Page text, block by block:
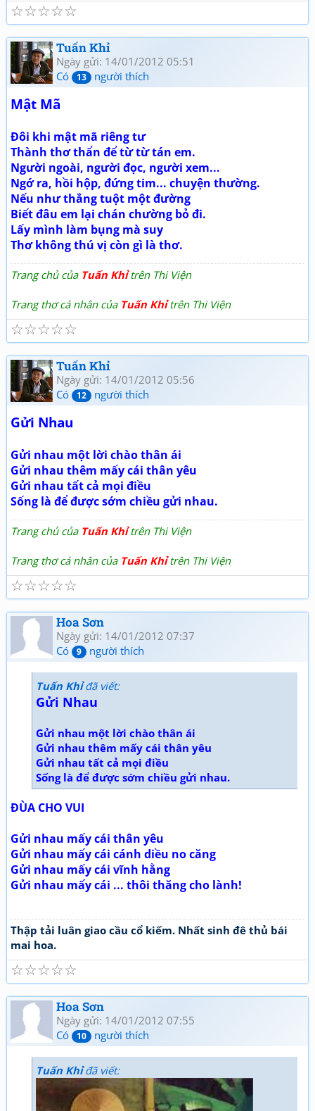
☆
☆
☆
☆
☆
Tuấn Khỉ
Ngày gửi: 14/01/2012 05:51
Có
13 người thích
Mật Mã
Đôi khi mật mã riêng tư
Thành thơ thẩn để từ từ tán em.
Người ngoài, người đọc, người xem...
Ngớ ra, hồi hộp, đứng tim... chuyện thường.
Nếu như thẳng tuột một đường
Biết đâu em lại chán chường bỏ đi.
Lấy mình làm bụng mà suy
Thơ không thú vị còn gì là thơ.
Trang chủ của Tuấn Khỉtrên Thi Viện
Trang thơ cá nhân của Tuấn Khỉtrên Thi Viện
☆
☆
☆
☆
☆
Tuấn Khỉ
Ngày gửi: 14/01/2012 05:56
Có
12 người thích
Gửi Nhau
Gửi nhau một lời chào thân ái
Gửi nhau thêm mấy cái thân yêu
Gửi nhau tất cả mọi điều
Sống là để được sớm chiều gửi nhau.
Trang chủ của Tuấn Khỉtrên Thi Viện
Trang thơ cá nhân của Tuấn Khỉtrên Thi Viện
☆
☆
☆
☆
☆
Hoa Sơn
Ngày gửi: 14/01/2012 07:37
Có
9 người thích
Tuấn Khỉđã viết:
Gửi Nhau
Gửi nhau một lời chào thân ái
Gửi nhau thêm mấy cái thân yêu
Gửi nhau tất cả mọi điều
Sống là để được sớm chiều gửi nhau.
ĐÙA CHO VUI
Gửi nhau mấy cái thân yêu
Gửi nhau mấy cái cánh diều no căng
Gửi nhau mấy cái vĩnh hằng
Gửi nhau mấy cái ... thôi thăng cho lành!
Thập tải luân giao cầu cổ kiếm. Nhất sinh đê thủ bái
mai hoa.
☆
☆
☆
☆
☆
Hoa Sơn
Ngày gửi: 14/01/2012 07:55
Có
10 người thích
Tuấn Khỉđã viết: